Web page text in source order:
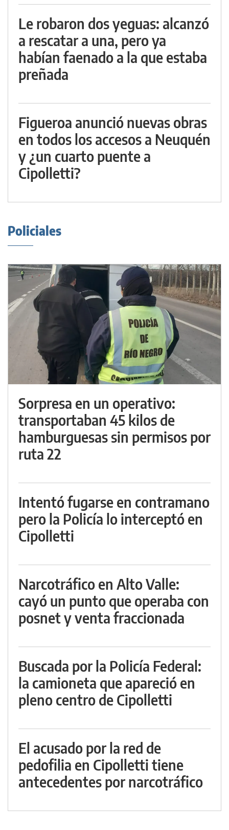
Le robaron dos yeguas: alcanzó
a rescatar a una, pero ya
habían faenado a la que estaba
preñada
Figueroa anunció nuevas obras
en todos los accesos a Neuquén
y ¿un cuarto puente a
Cipolletti?
Policiales
Sorpresa en un operativo:
transportaban 45 kilos de
hamburguesas sin permisos por
ruta 22
Intentó fugarse en contramano
pero la Policía lo interceptó en
Cipolletti
Narcotráfico en Alto Valle:
cayó un punto que operaba con
posnet y venta fraccionada
Buscada por la Policía Federal:
la camioneta que apareció en
pleno centro de Cipolletti
El acusado por la red de
pedofilia en Cipolletti tiene
antecedentes por narcotráfico